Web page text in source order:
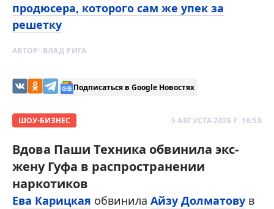
продюсера, которого сам же упек за
решетку
АВТОР: ВЛАД РИГА
Подписаться в Google Новостях
ШОУ-БИЗНЕС 5 АВГУСТА 2026 Г. 16:58
Вдова Паши Техника обвинила экс-
жену Гуфа в распространении
наркотиков
Ева Карицкая обвинила Айзу Долматову в